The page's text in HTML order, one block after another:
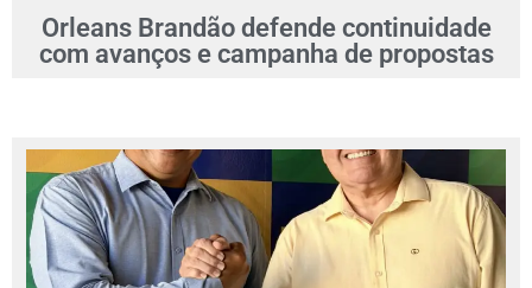
Orleans Brandão defende continuidade
com avanços e campanha de propostas